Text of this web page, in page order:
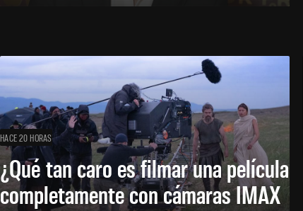
HACE 20 HORAS
¿Qué tan caro es filmar una película
completamente con cámaras IMAX